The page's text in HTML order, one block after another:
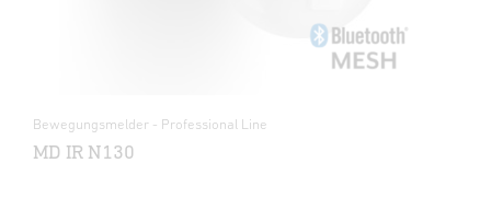
Bewegungsmelder - Professional Line
MD IR N130